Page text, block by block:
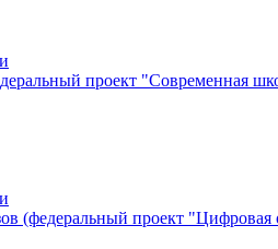
проект "Современная
(федеральный проект "Цифровая